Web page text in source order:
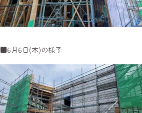
■6月6日(木)の様子